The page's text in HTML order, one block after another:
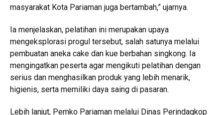
masyarakat Kota Pariaman juga bertambah,” ujarnya.
Ia menjelaskan, pelatihan ini merupakan upaya
mengeksplorasi progul tersebut, salah satunya melalui
pembuatan aneka cake dan kue berbahan singkong. Ia
mengingatkan peserta agar mengikuti pelatihan dengan
serius dan menghasilkan produk yang lebih menarik,
higienis, serta memiliki daya saing di pasaran.
Lebih lanjut, Pemko Pariaman melalui Dinas Perindagkop